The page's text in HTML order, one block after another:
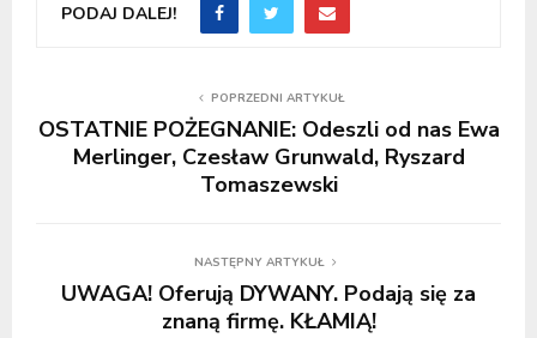
PODAJ DALEJ!
POPRZEDNI ARTYKUŁ
OSTATNIE POŻEGNANIE: Odeszli od nas Ewa
Merlinger, Czesław Grunwald, Ryszard
Tomaszewski
NASTĘPNY ARTYKUŁ
UWAGA! Oferują DYWANY. Podają się za
znaną firmę. KŁAMIĄ!